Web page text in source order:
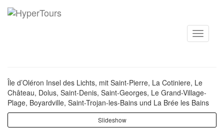
Toggle
Île d’Oléron Insel des Lichts, mit Saint-Pierre, La Cotiniere, Le
Château, Dolus, Saint-Denis, Saint-Georges, Le Grand-Village-
Plage, Boyardville, Saint-Trojan-les-Bains und La Brée les Bains
Slideshow